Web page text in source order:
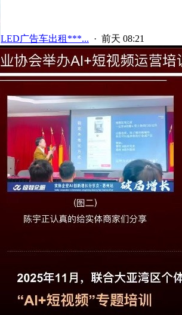
LED广告车出租***... · 前天 08:21